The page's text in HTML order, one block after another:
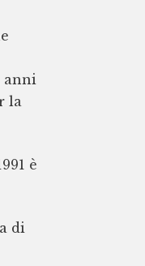
anni
la
è
di